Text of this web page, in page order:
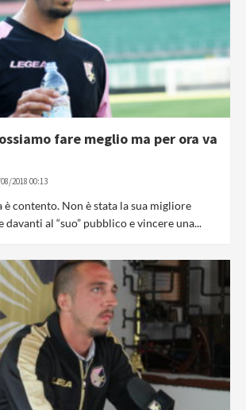
fare meglio ma per ora va
2018 00:13
contento. Non è stata la sua migliore
al “suo” pubblico e vincere una...